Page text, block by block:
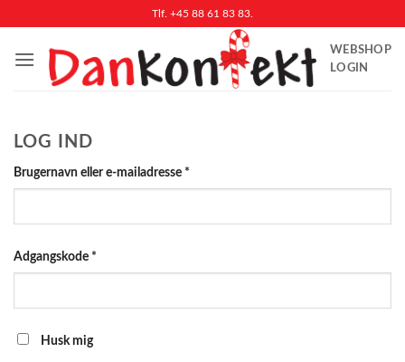
indhold
Tlf. +45 88 61 83 83.
WEBSHOP
LOGIN
LOG IND
Brugernavn eller e-mailadresse *
Adgangskode *
Husk mig